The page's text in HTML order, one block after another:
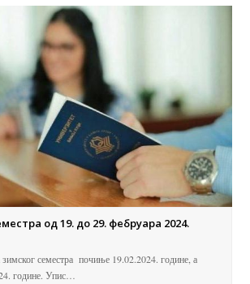
од 19. до 29. фебруара 2024.
зимског семестра почиње 19.02.2024. године, а
године. Упис…